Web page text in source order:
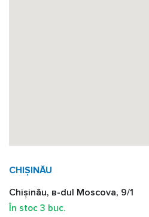
CHIȘINĂU
Chișinău, в-dul Moscova, 9/1
În stoc 3 buc.